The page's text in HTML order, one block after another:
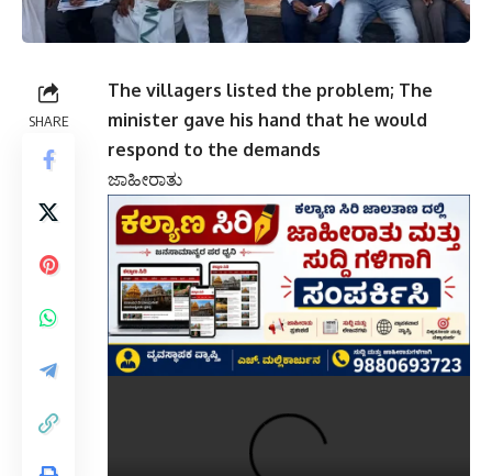
SHARE
The villagers listed the problem; The
minister gave his hand that he would
respond to the demands
ಜಾಹೀರಾತು